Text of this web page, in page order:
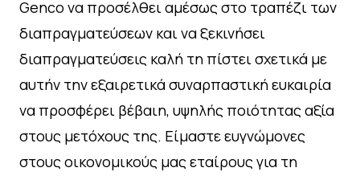
Genco να προσέλθει αμέσως στο τραπέζι των
διαπραγματεύσεων και να ξεκινήσει
διαπραγματεύσεις καλή τη πίστει σχετικά με
αυτήν την εξαιρετικά συναρπαστική ευκαιρία
να προσφέρει βέβαιη, υψηλής ποιότητας αξία
στους μετόχους της. Είμαστε ευγνώμονες
στους οικονομικούς μας εταίρους για τη